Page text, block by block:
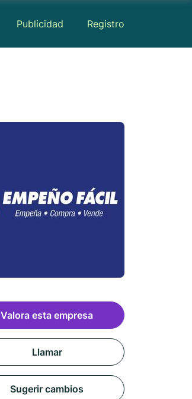
Publicidad Registro
Valora esta empresa
Llamar
Sugerir cambios